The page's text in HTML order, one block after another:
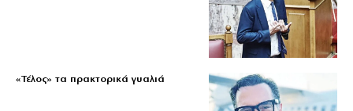
«Τέλος» τα πρακτορικά γυαλιά